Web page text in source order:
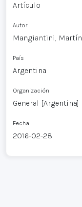
Artículo
Autor
Mangiantini, Martín
País
Argentina
Organización
General [Argentina]
Fecha
2016-02-28